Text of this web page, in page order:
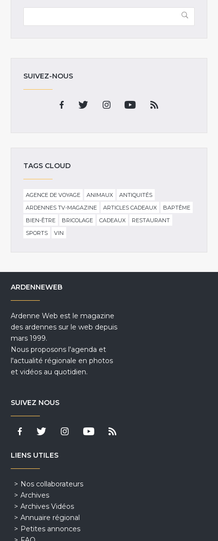
SUIVEZ-NOUS
TAGS CLOUD
AGENCE DE VOYAGE ANIMAUX
ANTIQUITÉS
ARDENNES TV-MAGAZINE
ARTICLES CADEAUX
BAPTÊME
BIEN-ÊTRE
BRICOLAGE CADEAUX
RESTAURANT
SPORTS
VIN
ARDENNEWEB
Ardenne Web est le magazine
des ardennes sur le web depuis
mars 1999.
Nous proposons l'agenda et
l'actualité régionale en photos
et vidéos au quotidien.
SUIVEZ NOUS
LIENS UTILES
Nos collaborateurs
Archives
Archives Vidéos
Annuaire régional
Petites annonces